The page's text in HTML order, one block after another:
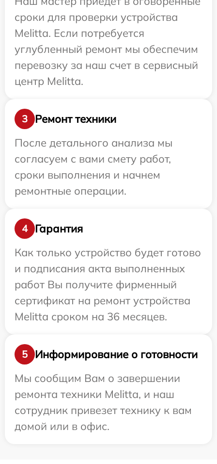
сроки для проверки устройства
Melitta. Если потребуется
углубленный ремонт мы обеспечим
перевозку за наш счет в сервисный
центр Melitta.
3
Ремонт техники
После детального анализа мы
согласуем с вами смету работ,
сроки выполнения и начнем
ремонтные операции.
4
Гарантия
Как только устройство будет готово
и подписания акта выполненных
работ Вы получите фирменный
сертификат на ремонт устройства
Melitta сроком на 36 месяцев.
5
Информирование о готовности
Мы сообщим Вам о завершении
ремонта техники Melitta, и наш
сотрудник привезет технику к вам
домой или в офис.